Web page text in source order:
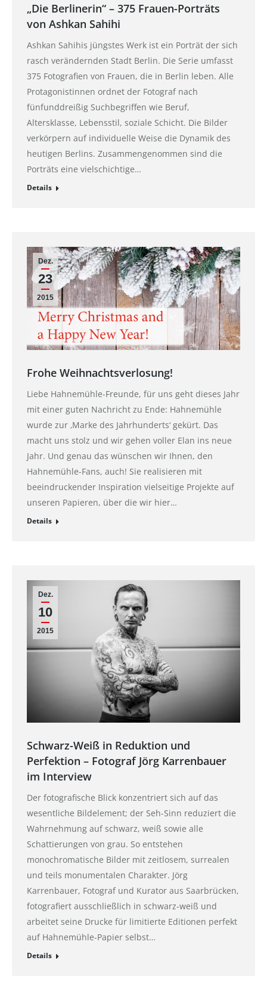
„Die Berlinerin“ – 375 Frauen-Porträts
von Ashkan Sahihi
Ashkan Sahihis jüngstes Werk ist ein Porträt der sich
rasch verändernden Stadt Berlin. Die Serie umfasst
375 Fotografien von Frauen, die in Berlin leben. Alle
Protagonistinnen ordnet der Fotograf nach
fünfunddreißig Suchbegriffen wie Beruf,
Altersklasse, Lebensstil, soziale Schicht. Die Bilder
verkörpern auf individuelle Weise die Dynamik des
heutigen Berlins. Zusammengenommen sind die
Porträts eine vielschichtige…
Details
Dez.
23
2015
Frohe Weihnachtsverlosung!
Liebe Hahnemühle-Freunde, für uns geht dieses Jahr
mit einer guten Nachricht zu Ende: Hahnemühle
wurde zur ‚Marke des Jahrhunderts‘ gekürt. Das
macht uns stolz und wir gehen voller Elan ins neue
Jahr. Und genau das wünschen wir Ihnen, den
Hahnemühle-Fans, auch! Sie realisieren mit
beeindruckender Inspiration vielseitige Projekte auf
unseren Papieren, über die wir hier…
Details
Dez.
10
2015
Schwarz-Weiß in Reduktion und
Perfektion – Fotograf Jörg Karrenbauer
im Interview
Der fotografische Blick konzentriert sich auf das
wesentliche Bildelement; der Seh-Sinn reduziert die
Wahrnehmung auf schwarz, weiß sowie alle
Schattierungen von grau. So entstehen
monochromatische Bilder mit zeitlosem, surrealen
und teils monumentalen Charakter. Jörg
Karrenbauer, Fotograf und Kurator aus Saarbrücken,
fotografiert ausschließlich in schwarz-weiß und
arbeitet seine Drucke für limitierte Editionen perfekt
auf Hahnemühle-Papier selbst…
Details